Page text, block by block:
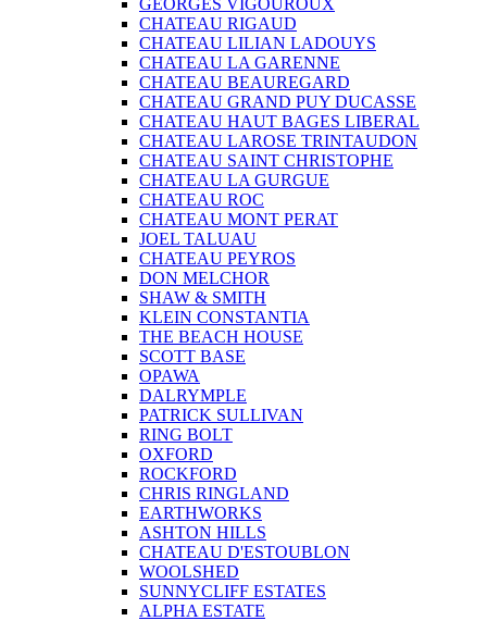
GEORGES VIGOUROUX
CHATEAU RIGAUD
CHATEAU LILIAN LADOUYS
CHATEAU LA GARENNE
CHATEAU BEAUREGARD
CHATEAU GRAND PUY DUCASSE
CHATEAU HAUT BAGES LIBERAL
CHATEAU LAROSE TRINTAUDON
CHATEAU SAINT CHRISTOPHE
CHATEAU LA GURGUE
CHATEAU ROC
CHATEAU MONT PERAT
JOEL TALUAU
CHATEAU PEYROS
DON MELCHOR
SHAW & SMITH
KLEIN CONSTANTIA
THE BEACH HOUSE
SCOTT BASE
OPAWA
DALRYMPLE
PATRICK SULLIVAN
RING BOLT
OXFORD
ROCKFORD
CHRIS RINGLAND
EARTHWORKS
ASHTON HILLS
CHATEAU D'ESTOUBLON
WOOLSHED
SUNNYCLIFF ESTATES
ALPHA ESTATE